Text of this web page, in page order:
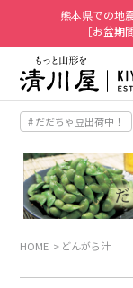
熊本県での地
［お盆期
# だだちゃ豆出荷中！
HOME どんがら汁